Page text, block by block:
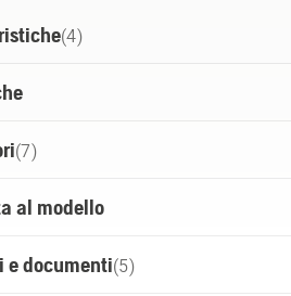
(4)
(7)
al modello
e documenti(5)